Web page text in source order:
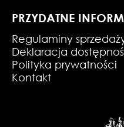
PRZYDATNE
Regulaminy
Deklaracja
Polityka prywatności
Kontakt